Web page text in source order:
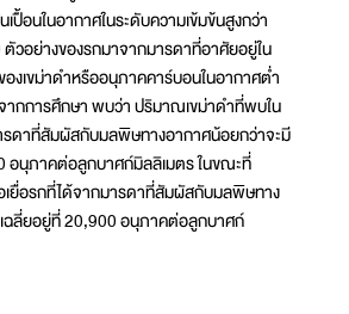
อนในอากาศในระดับความเข้มข้นสูงกว่า
วอย่างของรกมาจากมารดาที่อาศัยอยู่ใน
งเขม่าดำหรืออนุภาคคาร์บอนในอากาศต่ำ
ากการศึกษา พบว่า ปริมาณเขม่าดำที่พบใน
รดาที่สัมผัสกับมลพิษทางอากาศน้อยกว่าจะมี
อนุภาคต่อลูกบาศก์มิลลิเมตร ในขณะที่
เยื่อรกที่ได้จากมารดาที่สัมผัสกับมลพิษทาง
ฉลี่ยอยู่ที่ 20,900 อนุภาคต่อลูกบาศก์